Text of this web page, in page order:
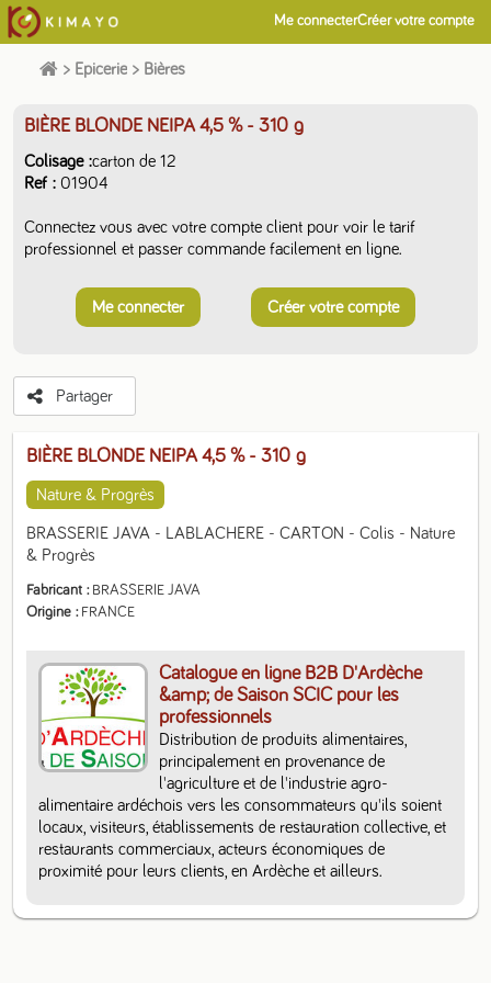
Me connecterCréer votre compte
> Epicerie > Bières
BIÈRE BLONDE NEIPA 4,5 % - 310 g
Nature & Progrès
BRASSERIE JAVA - LABLACHERE - CARTON - Colis - Nature
& Progrès
Fabricant
BRASSERIE JAVA
Origine
FRANCE
Catalogue en ligne B2B D'Ardèche
&amp; de Saison SCIC pour les
professionnels
Distribution de produits alimentaires,
principalement en provenance de
l'agriculture et de l'industrie agro-
alimentaire ardéchois vers les consommateurs qu'ils soient
locaux, visiteurs, établissements de restauration collective, et
restaurants commerciaux, acteurs économiques de
proximité pour leurs clients, en Ardèche et ailleurs.
BIÈRE BLONDE NEIPA 4,5 % - 310 g
Colisage carton de 12
Ref
01904
Connectez vous avec votre compte client pour voir le tarif
professionnel et passer commande facilement en ligne.
Me connecter Créer votre compte
Partager